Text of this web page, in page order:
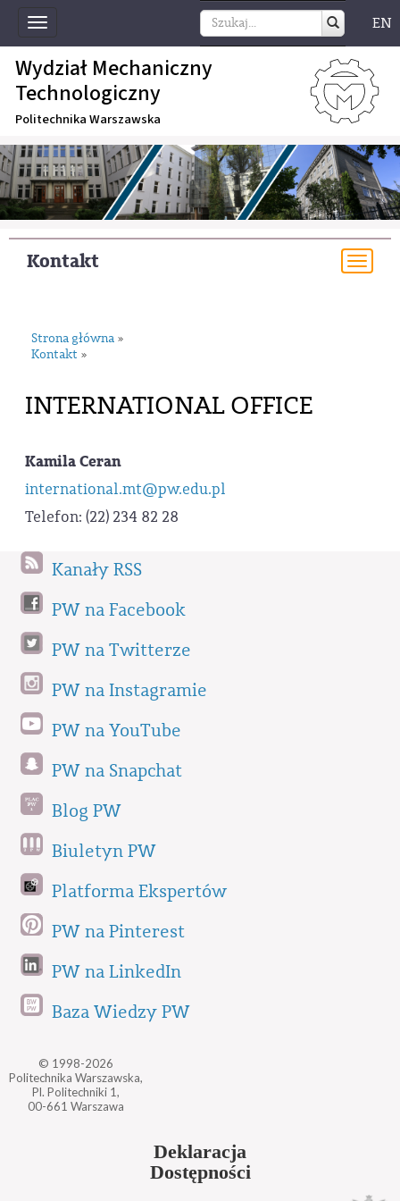
Toggle
navigation
EN
Wydział Mechaniczny
Technologiczny
Politechnika Warszawska
Kontakt
Strona główna »
Kontakt »
INTERNATIONAL OFFICE
Kamila Ceran
international.mt@pw.edu.pl
Telefon: (22) 234 82 28
Kanały RSS
PW na Facebook
PW na Twitterze
PW na Instagramie
PW na YouTube
PW na Snapchat
Blog PW
Biuletyn PW
Platforma Ekspertów
PW na Pinterest
PW na LinkedIn
Baza Wiedzy PW
© 1998-2026
Politechnika Warszawska,
Pl. Politechniki 1,
00-661 Warszawa
Deklaracja
Dostępności